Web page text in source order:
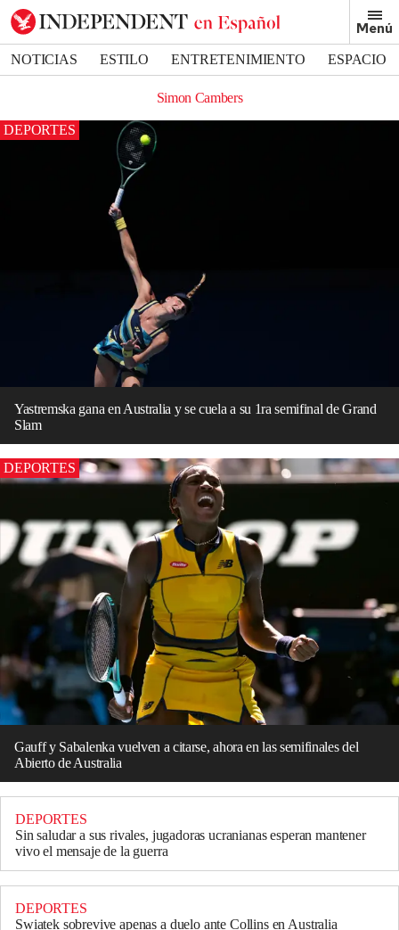
Menú
NOTICIAS ESTILO ENTRETENIMIENTO
ESPACIO
Simon Cambers
DEPORTES
Yastremska gana en Australia y se cuela a su 1ra semifinal de Grand
Slam
DEPORTES
Gauff y Sabalenka vuelven a citarse, ahora en las semifinales del
Abierto de Australia
DEPORTES
Sin saludar a sus rivales, jugadoras ucranianas esperan mantener
vivo el mensaje de la guerra
DEPORTES
Swiatek sobrevive apenas a duelo ante Collins en Australia